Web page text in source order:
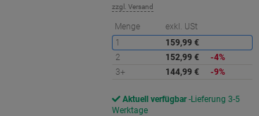
zzgl. Versand
Menge exkl. USt
1
159,99 €
2
152,99 €
-4%
3+
144,99 € -9%
Aktuell verfügbar Lieferung 3-5
Werktage